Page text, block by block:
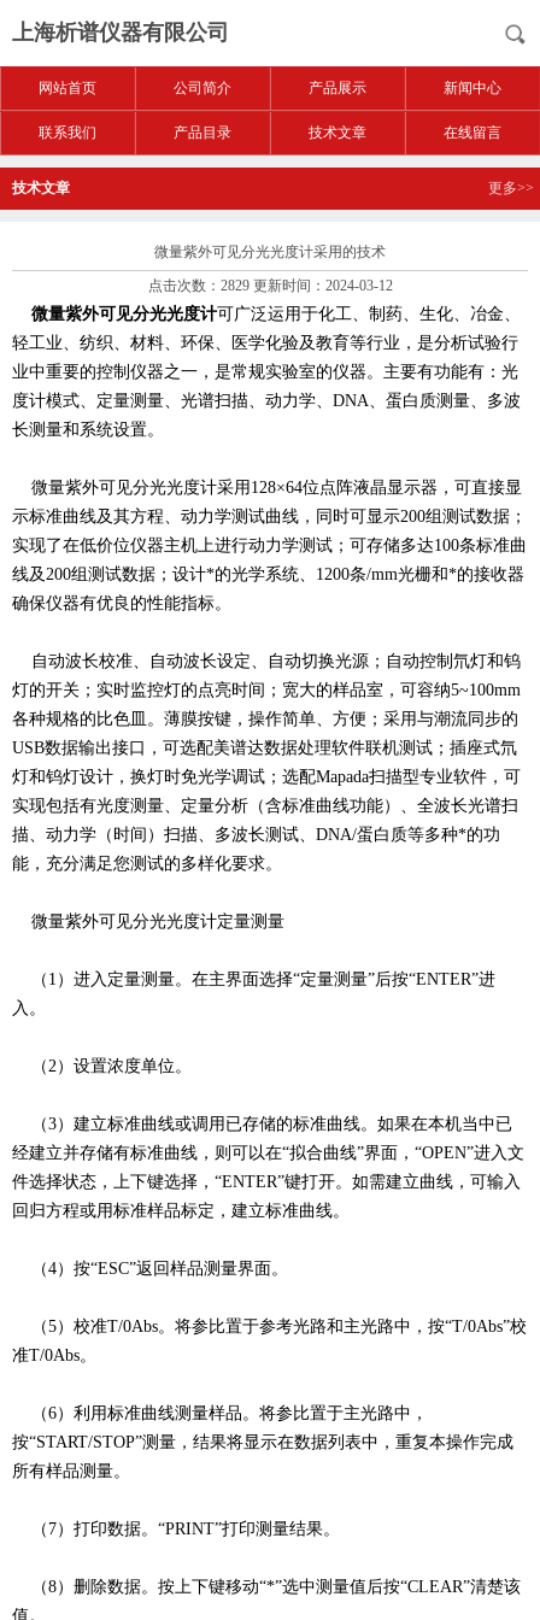
上海析谱仪器有限公司
网站首页 公司简介 产品展示 新闻中心
联系我们 产品目录 技术文章 在线留言
技术文章 更多>>
微量紫外可见分光光度计采用的技术
点击次数：2829 更新时间：2024-03-12
微量紫外可见分光光度计可广泛运用于化工、制药、生化、冶金、
轻工业、纺织、材料、环保、医学化验及教育等行业，是分析试验行
业中重要的控制仪器之一，是常规实验室的仪器。主要有功能有：光
度计模式、定量测量、光谱扫描、动力学、DNA、蛋白质测量、多波
长测量和系统设置。
微量紫外可见分光光度计采用128×64位点阵液晶显示器，可直接显
示标准曲线及其方程、动力学测试曲线，同时可显示200组测试数据；
实现了在低价位仪器主机上进行动力学测试；可存储多达100条标准曲
线及200组测试数据；设计*的光学系统、1200条/mm光栅和*的接收器
确保仪器有优良的性能指标。
自动波长校准、自动波长设定、自动切换光源；自动控制氘灯和钨
灯的开关；实时监控灯的点亮时间；宽大的样品室，可容纳5~100mm
各种规格的比色皿。薄膜按键，操作简单、方便；采用与潮流同步的
USB数据输出接口，可选配美谱达数据处理软件联机测试；插座式氘
灯和钨灯设计，换灯时免光学调试；选配Mapada扫描型专业软件，可
实现包括有光度测量、定量分析（含标准曲线功能）、全波长光谱扫
描、动力学（时间）扫描、多波长测试、DNA/蛋白质等多种*的功
能，充分满足您测试的多样化要求。
微量紫外可见分光光度计定量测量
（1）进入定量测量。在主界面选择“定量测量”后按“ENTER”进
入。
（2）设置浓度单位。
（3）建立标准曲线或调用已存储的标准曲线。如果在本机当中已
经建立并存储有标准曲线，则可以在“拟合曲线”界面，“OPEN”进入文
件选择状态，上下键选择，“ENTER”键打开。如需建立曲线，可输入
回归方程或用标准样品标定，建立标准曲线。
（4）按“ESC”返回样品测量界面。
（5）校准T/0Abs。将参比置于参考光路和主光路中，按“T/0Abs”校
准T/0Abs。
（6）利用标准曲线测量样品。将参比置于主光路中，
按“START/STOP”测量，结果将显示在数据列表中，重复本操作完成
所有样品测量。
（7）打印数据。“PRINT”打印测量结果。
（8）删除数据。按上下键移动“*”选中测量值后按“CLEAR”清楚该
值。